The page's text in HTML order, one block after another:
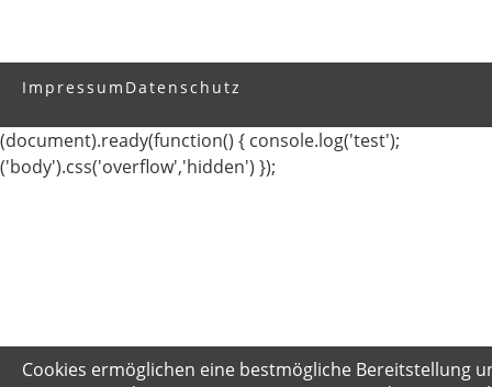
Impressum Datenschutz
Cookies ermöglichen eine bestmögliche Bereitstellung
(document).ready(function() { console.log('test');
('body').css('overflow','hidden') });